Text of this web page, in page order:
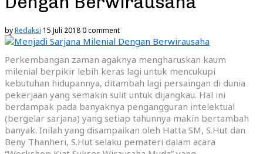
byRedaksi 15 Juli 20180 comment
Perkembangan zaman agaknya mengharuskan kaum
milenial berpikir lebih keras lagi untuk mencukupi
kebutuhan hidupannya, ditambah lagi persaingan di dunia
pekerjaan yang semakin sulit untuk dijangkau. Hal ini
berdampak pada banyaknya pengangguran intelektual
(bergelar sarjana) yang setiap tahunnya makin bertambah
banyak. Inilah yang disampaikan oleh Hatta SM, S.Hut dan
Beny Thanheri, S.Hut selaku pemateri dalam acara